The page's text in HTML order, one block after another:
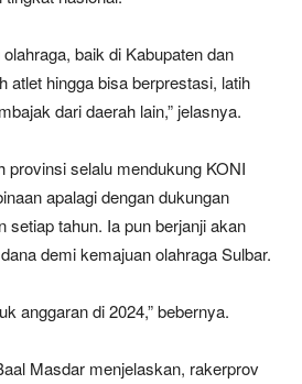
baik di Kabupaten dan
atlet hingga bisa berprestasi, latih
dari daerah lain,” jelasnya.
provinsi selalu mendukung KONI
apalagi dengan dukungan
setiap tahun. Ia pun berjanji akan
demi kemajuan olahraga Sulbar.
anggaran di 2024,” bebernya.
Masdar menjelaskan, rakerprov